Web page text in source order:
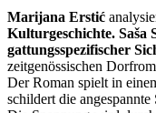
Marijana Erstić
Kulturgeschichte. Saša
gattungsspezifischer
zeitgenössischen
Der Roman spielt in
schildert die